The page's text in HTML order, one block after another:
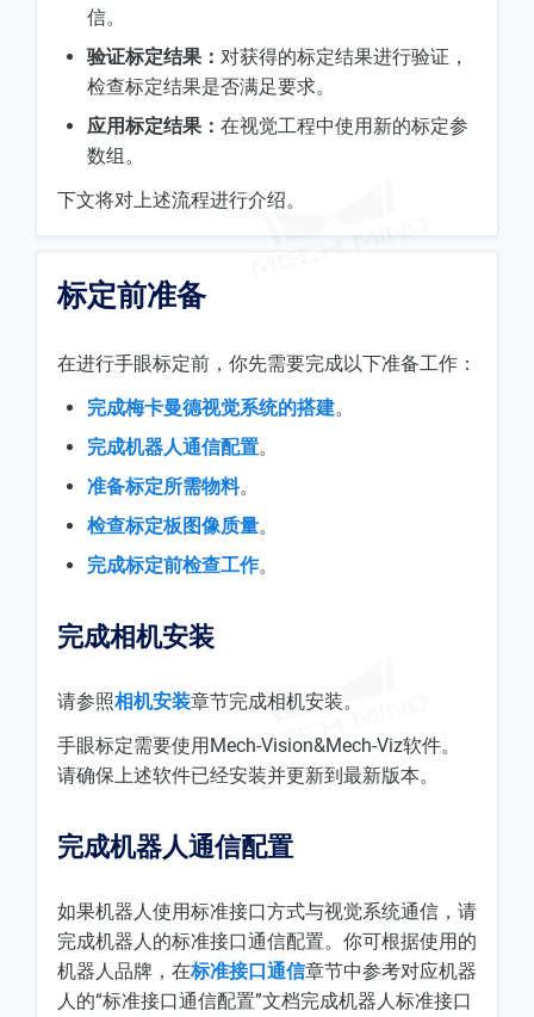
信。
验证标定结果： 对获得的标定结果进行验证，
检查标定结果是否满足要求。
应用标定结果： 在视觉工程中使用新的标定参
数组。
下文将对上述流程进行介绍。
标定前准备
在进行手眼标定前，你先需要完成以下准备工作：
完成梅卡曼德视觉系统的搭建。
完成机器人通信配置。
准备标定所需物料。
检查标定板图像质量。
完成标定前检查工作。
完成相机安装
请参照相机安装章节完成相机安装。
手眼标定需要使用Mech-Vision&Mech-Viz软件。
请确保上述软件已经安装并更新到最新版本。
完成机器人通信配置
如果机器人使用标准接口方式与视觉系统通信，请
完成机器人的标准接口通信配置。你可根据使用的
机器人品牌，在标准接口通信章节中参考对应机器
人的“标准接口通信配置”文档完成机器人标准接口